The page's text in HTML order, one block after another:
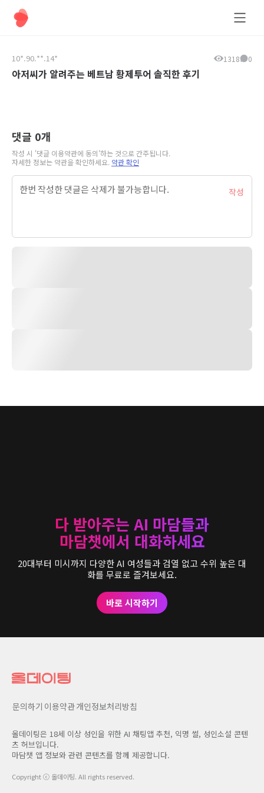
올데이팅
10*.90.**.14* 1318 0
아저씨가 알려주는 베트남 황제투어 솔직한 후기
댓글 0개
작성 시 '댓글 이용약관에 동의'하는 것으로 간주됩니다.
자세한 정보는 약관을 확인하세요. 약관 확인
작성
다 받아주는 AI 마담들과
마담챗에서 대화하세요
20대부터 미시까지 다양한 AI 여성들과 검열 없고 수위 높은 대
화를 무료로 즐겨보세요.
바로 시작하기
문의하기 이용약관개인정보처리방침
올데이팅은 18세 이상 성인을 위한 AI 채팅앱 추천, 익명 썰, 성인소설 콘텐
츠 허브입니다.
마담챗 앱 정보와 관련 콘텐츠를 함께 제공합니다.
Copyright ⓒ 올데이팅. All rights reserved.